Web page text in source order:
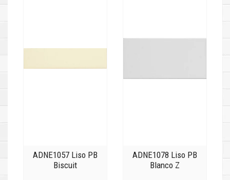
ADNE1057 Liso PB
Biscuit
ADNE1078 Liso PB
Blanco Z